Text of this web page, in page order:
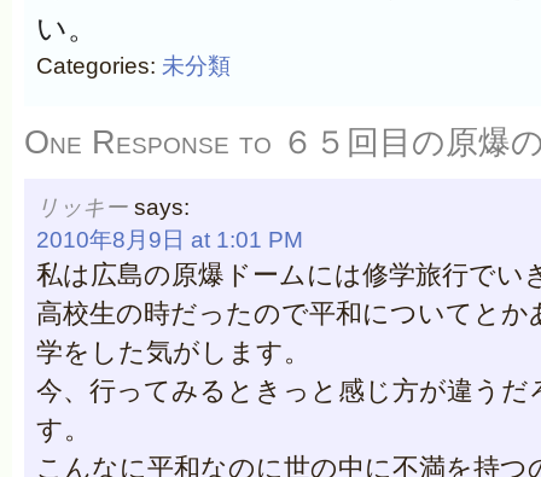
い。
Categories: 未分類
One Response to ６５回目の原爆
リッキー says:
2010年8月9日 at 1:01 PM
私は広島の原爆ドームには修学旅行でい
高校生の時だったので平和についてとか
学をした気がします。
今、行ってみるときっと感じ方が違うだ
す。
こんなに平和なのに世の中に不満を持つ